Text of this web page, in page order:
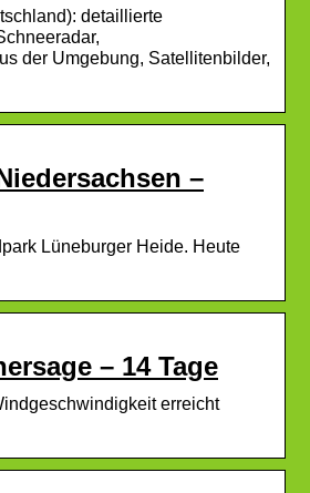
detaillierte
der Umgebung, Satellitenbilder,
–
Lüneburger Heide. Heute
– 14 Tage
erreicht